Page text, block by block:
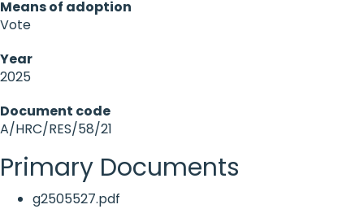
Means of adoption
Vote
Year
2025
Document code
A/HRC/RES/58/21
Primary Documents
g2505527.pdf